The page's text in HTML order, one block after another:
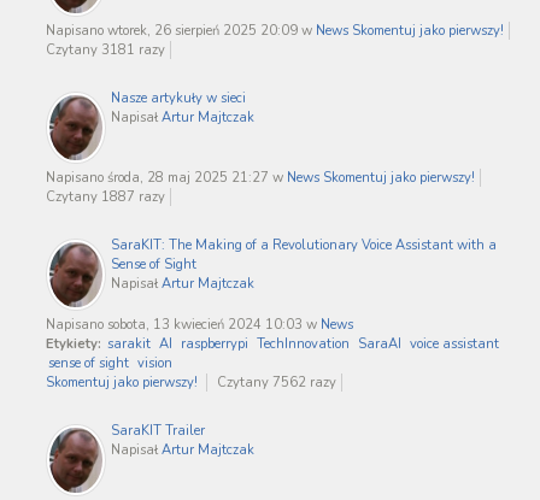
Napisano wtorek, 26 sierpień 2025 20:09 w News Skomentuj jako pierwszy!
Czytany 3181 razy
Nasze artykuły w sieci
Napisał Artur Majtczak
Napisano środa, 28 maj 2025 21:27 w News Skomentuj jako pierwszy!
Czytany 1887 razy
SaraKIT: The Making of a Revolutionary Voice Assistant with a
Sense of Sight
Napisał Artur Majtczak
Napisano sobota, 13 kwiecień 2024 10:03 w News
Etykiety: sarakit AI raspberrypi TechInnovation SaraAI voice assistant
sense of sight vision
Skomentuj jako pierwszy!
Czytany 7562 razy
SaraKIT Trailer
Napisał Artur Majtczak